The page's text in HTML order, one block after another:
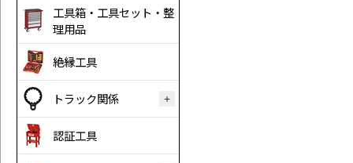
工具箱・工具セット・整
理用品
絶縁工具
トラック関係
認証工具